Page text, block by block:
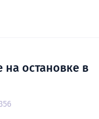
остановке в